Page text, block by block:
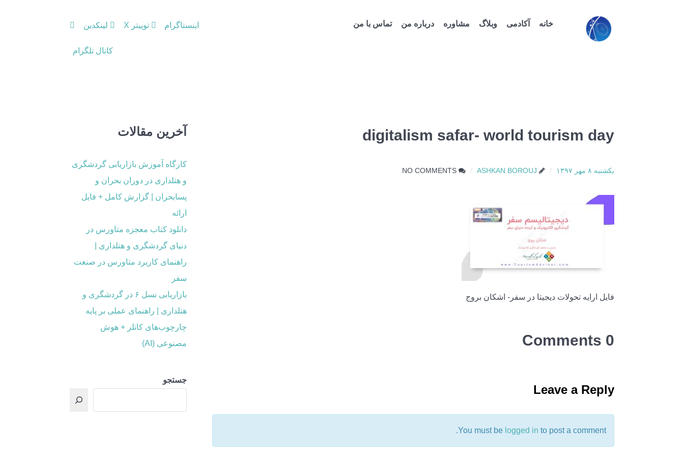
خانه آکادمی وبلاگ مشاوره درباره من تماس با من اینستاگرام توییتر X لینکدین
کانال تلگرام
digitalism safar- world tourism day
یکشنبه ۸ مهر ۱۳۹۷ ASHKAN BOROUJ
NO COMMENTS
فایل ارایه تحولات دیجیتا در سفر- اشکان بروج
0 Comments
Leave a Reply
You must be logged in to post a comment.
آخرین مقالات
کارگاه آموزش بازاریابی گردشگری
و هتلداری در دوران بحران و
پسابحران | گزارش کامل + فایل
ارائه
دانلود کتاب معجزه متاورس در
دنیای گردشگری و هتلداری |
راهنمای کاربرد متاورس در صنعت
سفر
بازاریابی نسل ۶ در گردشگری و
هتلداری | راهنمای عملی بر پایه
چارچوب‌های کاتلر + هوش
مصنوعی (AI)
جستجو